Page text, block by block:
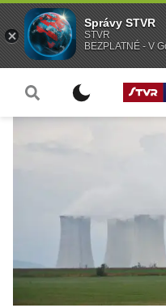
Správy STVR
STVR
BEZPLATNÉ - V